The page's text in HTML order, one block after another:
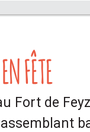
FÊTE
Fort de